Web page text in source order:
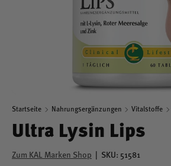
Startseite Nahrungsergänzungen Vitalstoffe
Ultra Lysin Lips
Zum KAL Marken Shop SKU: 51581